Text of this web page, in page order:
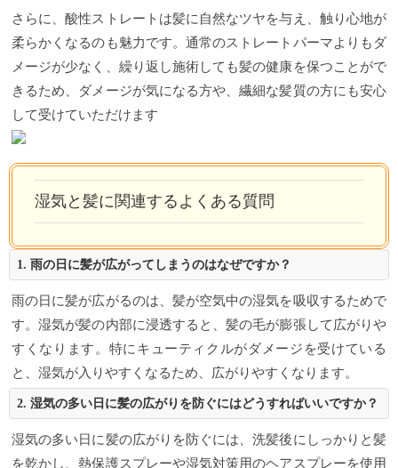
さらに、酸性ストレートは髪に自然なツヤを与え、触り心地が
柔らかくなるのも魅力です。通常のストレートパーマよりもダ
メージが少なく、繰り返し施術しても髪の健康を保つことがで
きるため、ダメージが気になる方や、繊細な髪質の方にも安心
して受けていただけます
湿気と髪に関連するよくある質問
1. 雨の日に髪が広がってしまうのはなぜですか？
雨の日に髪が広がるのは、髪が空気中の湿気を吸収するためで
す。湿気が髪の内部に浸透すると、髪の毛が膨張して広がりや
すくなります。特にキューティクルがダメージを受けている
と、湿気が入りやすくなるため、広がりやすくなります。
2. 湿気の多い日に髪の広がりを防ぐにはどうすればいいですか？
湿気の多い日に髪の広がりを防ぐには、洗髪後にしっかりと髪
を乾かし、熱保護スプレーや湿気対策用のヘアスプレーを使用